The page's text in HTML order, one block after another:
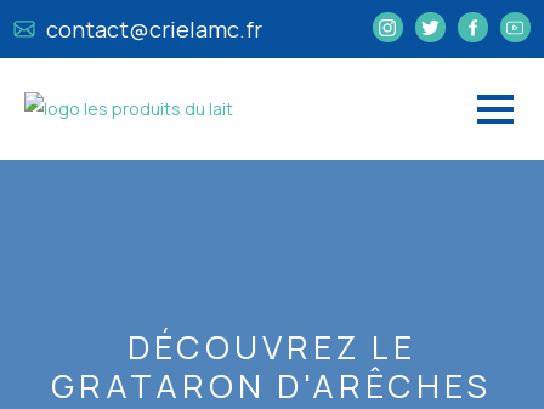
contact@crielamc.fr
DÉCOUVREZ LE
GRATARON D'ARÊCHES